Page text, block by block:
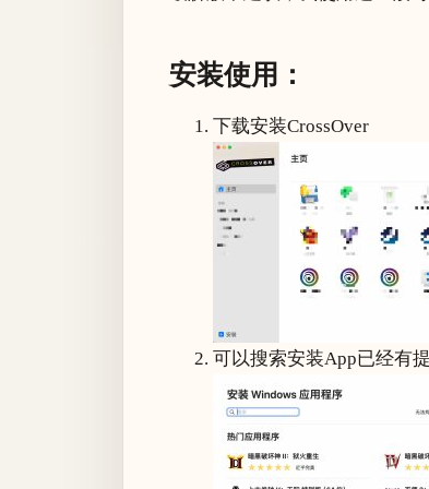
安装使用：
下载安装CrossOver
可以搜索安装App已经有